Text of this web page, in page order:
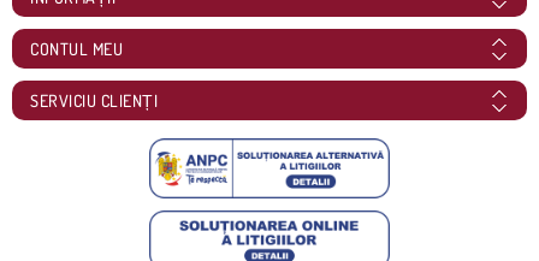
CONTUL MEU
SERVICIU CLIENȚI